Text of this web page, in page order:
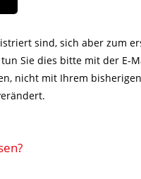
sind, sich aber zum
Sie dies bitte mit der E-
nicht mit Ihrem